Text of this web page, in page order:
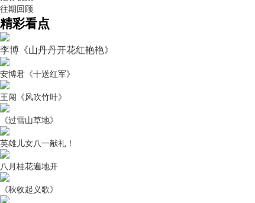
往期回顾
精彩看点
李博《山丹丹开花红艳艳》
安博君《十送红军》
王闯《风吹竹叶》
《过雪山草地》
英雄儿女八一献礼！
八月桂花遍地开
《秋收起义歌》